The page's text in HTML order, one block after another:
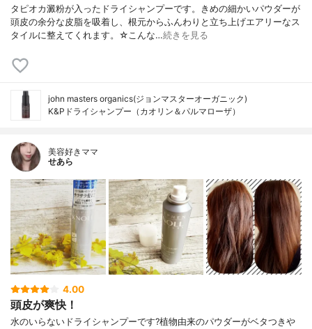
タピオカ澱粉が入ったドライシャンプーです。きめの細かいパウダーが
頭皮の余分な皮脂を吸着し、根元からふんわりと立ち上げエアリーなス
タイルに整えてくれます。☆こんな…続きを見る
john masters organics(ジョンマスターオーガニック)
K&Pドライシャンプー（カオリン＆パルマローザ）
美容好きママ
せあら
4.00
頭皮が爽快！
水のいらないドライシャンプーです?植物由来のパウダーがベタつきや